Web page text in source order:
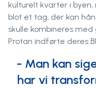
kulturelt kvarter i
blot et tag, der kan
skulle kombineres
Protan indførte deres
- Man kan
har vi